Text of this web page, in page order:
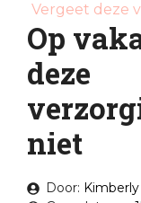
Vergeet deze
Op
deze
niet
Door: Kimberly